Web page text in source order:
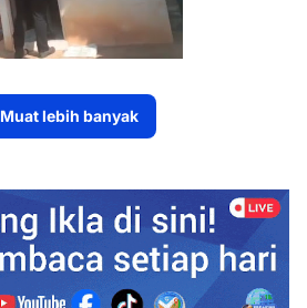
SAWIT
Muat lebih banyak